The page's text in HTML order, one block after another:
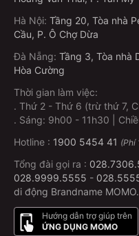
Hà Nội: Tầng 20, Tòa nhà
Cầu, P. Ô Chợ Dừa
Đà Nẵng: Tầng 3, Tòa nhà
Hòa Cường
Thời gian làm việc:
. Thứ 2 - Thứ 6 (trừ thứ 7,
. Sáng: 9h00 - 11h30 |
Hotline : 1900 5454 41 (Phí
Tổng đài gọi ra :
028.9999.5555 -
di động Brandname MOMO.
Hướng dẫn trợ giúp trên
ỨNG DỤNG MOMO